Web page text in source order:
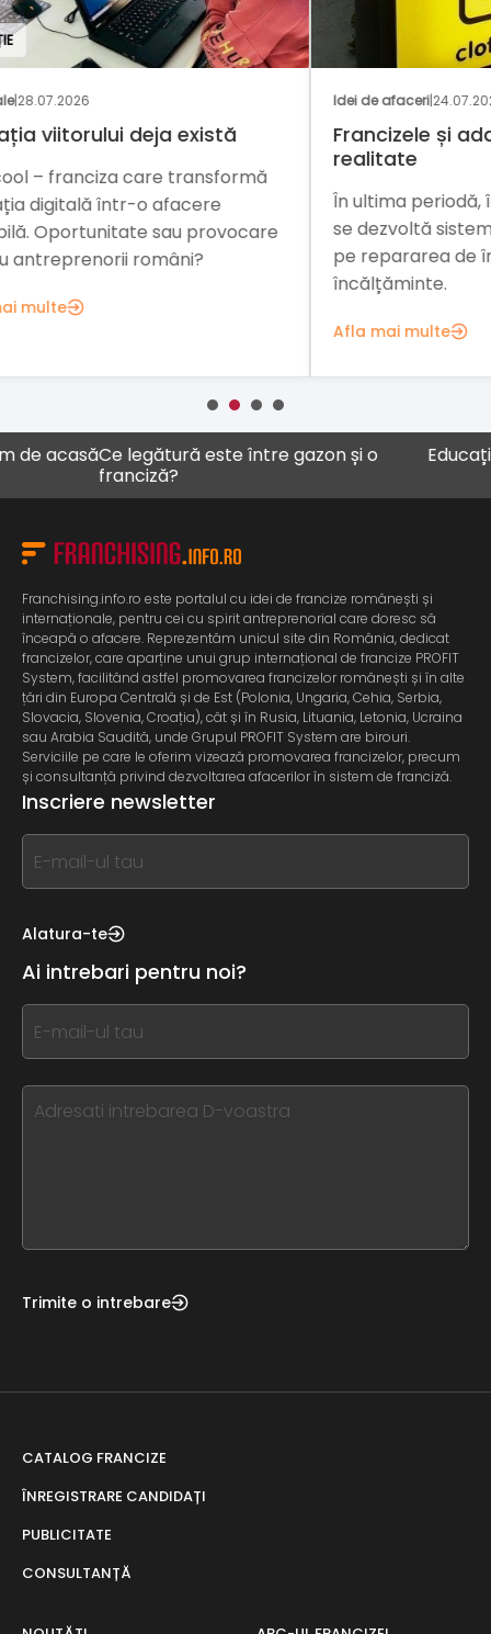
Idei de afaceri
Francizele și adaptarea la
În ultima periodă, în statele europene
se dezvoltă sisteme de franciză bazate
pe repararea de îmbrăcăminte și de
O
Ce legătură este între gazon și o
franciză?
Educația
Franchising.info.ro este portalul cu idei de francize românești și
internaționale, pentru cei cu spirit antreprenorial care doresc să
înceapă o afacere. Reprezentăm unicul site din România, dedicat
francizelor, care aparține unui grup internațional de francize PROFIT
System, facilitând astfel promovarea francizelor românești și în alte
țări din Europa Centrală și de Est (Polonia, Ungaria, Cehia, Serbia,
Slovacia, Slovenia, Croația), cât și în Rusia, Lituania, Letonia, Ucraina
sau Arabia Saudită, unde Grupul PROFIT System are birouri.
Serviciile pe care le oferim vizează promovarea francizelor, precum
și consultanță privind dezvoltarea afacerilor în sistem de franciză.
Inscriere newsletter
If
you
this,
this
form
field
blank
Alatura-te
Ai intrebari pentru noi?
If
you
this,
Trimite o intrebare
CATALOG FRANCIZE
ÎNREGISTRARE CANDIDAȚI
PUBLICITATE
CONSULTANȚĂ